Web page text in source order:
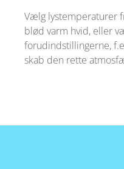
Vælg lystemperaturer
blød varm hvid, eller
forudindstillingerne,
skab den rette